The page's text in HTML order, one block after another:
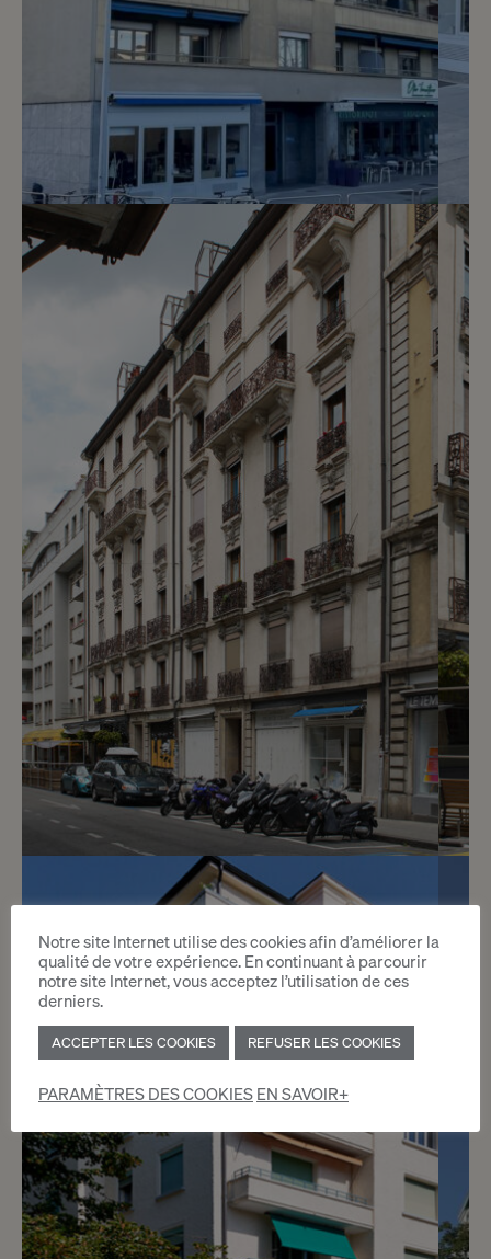
3
CHF 2’310.- / mois
Rue des Gares 7
Rue du Vieux-Billard 2
Genève
m2
Notre site Internet utilise des cookies afin d’améliorer la
qualité de votre expérience. En continuant à parcourir
notre site Internet, vous acceptez l’utilisation de ces
derniers.
ACCEPTER LES COOKIES REFUSER LES COOKIES
PARAMÈTRES DES COOKIESEN SAVOIR+